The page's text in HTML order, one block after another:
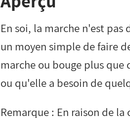
En soi, la marche n'est
un moyen simple de faire
marche ou bouge plus
ou qu'elle a besoin de
Remarque : En raison de